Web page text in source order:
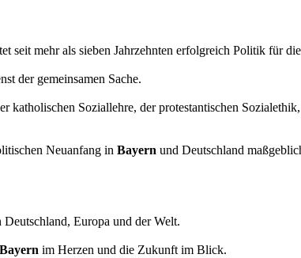
mehr als sieben Jahrzehnten erfolgreich Politik für
der gemeinsamen Sache.
Soziallehre, der protestantischen
Neuanfang in Bayern und Deutschland
Deutschland, Europa und der Welt.
Bayern im Herzen und die Zukunft im Blick.